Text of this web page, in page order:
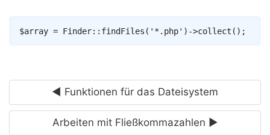
$array = Finder:: findFiles ( '*.php' ) ->collect ( ) ;
Copy
◄ Funktionen für das Dateisystem
Arbeiten mit Fließkommazahlen ►